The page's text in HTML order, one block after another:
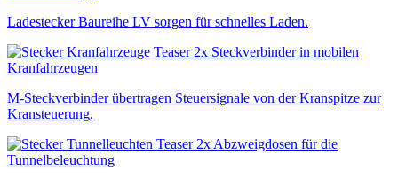
Ladestecker Baureihe LV sorgen für schnelles Laden.
Steckverbinder in mobilen
Kranfahrzeugen
M-Steckverbinder übertragen Steuersignale von der Kranspitze zur
Kransteuerung.
Abzweigdosen für die
Tunnelbeleuchtung